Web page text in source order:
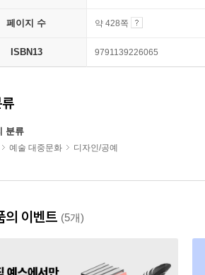
페이지 수 약 428쪽
ISBN13 9791139226065
분류
예술 대중문화 디자인/공예
의 이벤트 (5개)